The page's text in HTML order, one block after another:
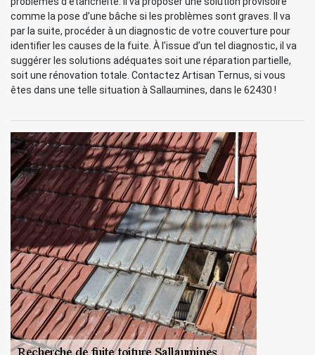
comme la pose d’une bâche si les problèmes sont graves. Il va
par la suite, procéder à un diagnostic de votre couverture pour
identifier les causes de la fuite. À l’issue d’un tel diagnostic, il va
suggérer les solutions adéquates soit une réparation partielle,
soit une rénovation totale. Contactez Artisan Ternus, si vous
êtes dans une telle situation à Sallaumines, dans le 62430 !